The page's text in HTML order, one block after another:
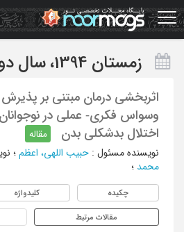
Skip
to
main
زمستان 1394، سال دوم - شماره 4
اثربخشی درمان مبتنی بر پذیرش
وسواس فکری- عملی در نوجوانان
اختلال بدشکلی بدن
مقاله
نویسنده مسئول : حبیب اللهی، اعظم ؛
محمد ؛
چکیده کلیدواژه
مقالات مرتبط